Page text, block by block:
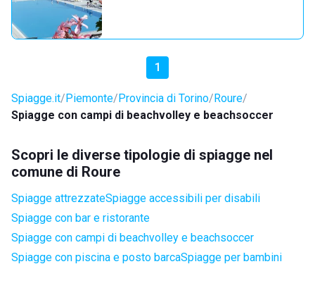
1
Spiagge.it Piemonte Provincia di Torino Roure
Spiagge con campi di beachvolley e beachsoccer
Scopri le diverse tipologie di spiagge nel
comune di Roure
Spiagge attrezzateSpiagge accessibili per disabili
Spiagge con bar e ristorante
Spiagge con campi di beachvolley e beachsoccer
Spiagge con piscina e posto barcaSpiagge per bambini